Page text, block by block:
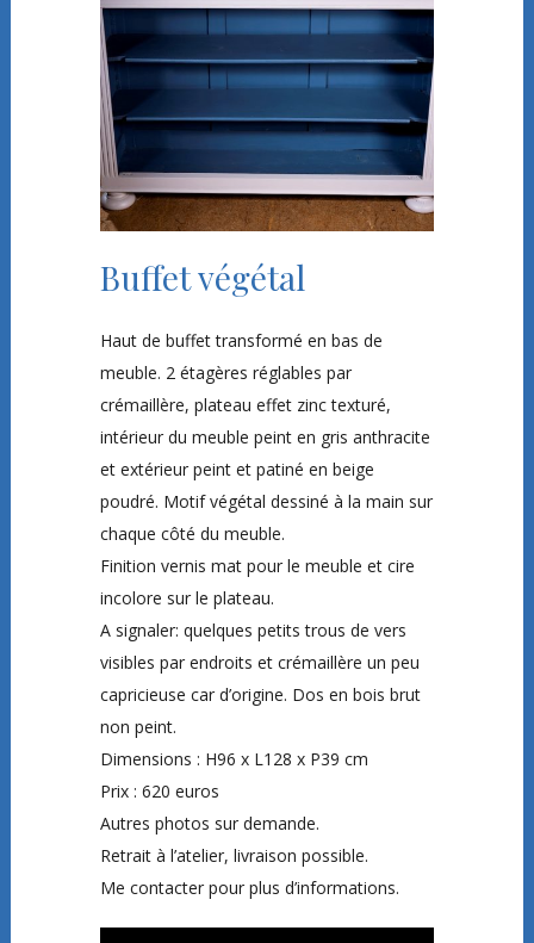
Buffet végétal
Haut de buffet transformé en bas de
meuble. 2 étagères réglables par
crémaillère, plateau effet zinc texturé,
intérieur du meuble peint en gris anthracite
et extérieur peint et patiné en beige
poudré. Motif végétal dessiné à la main sur
chaque côté du meuble.
Finition vernis mat pour le meuble et cire
incolore sur le plateau.
A signaler: quelques petits trous de vers
visibles par endroits et crémaillère un peu
capricieuse car d’origine. Dos en bois brut
non peint.
Dimensions : H96 x L128 x P39 cm
Prix : 620 euros
Autres photos sur demande.
Retrait à l’atelier, livraison possible.
Me contacter pour plus d’informations.